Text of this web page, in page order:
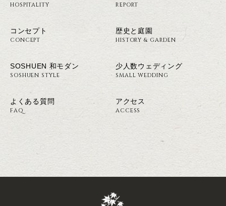
HOSPITALITY REPORT
コンセプト
CONCEPT
歴史と庭園
HISTORY & GARDEN
SOSHUEN 和モダン
SOSHUEN STYLE
少人数ウェディング
SMALL WEDDING
よくある質問
FAQ
アクセス
ACCESS